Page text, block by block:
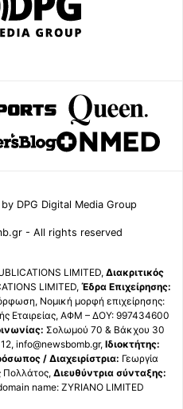
DPG Digital Media Group
- All rights reserved
LIMITED, Διακριτικός
LIMITED, Έδρα Επιχείρησης:
Νομική μορφή επιχείρησης:
Εταιρείας, ΑΦΜ – ΔΟΥ: 997434600
Σολωμού 70 & Βάκχου 30
info@newsbomb.gr, Ιδιοκτήτης:
/ Διαχειρίστρια: Γεωργία
Πολλάτος, Διευθύντρια σύνταξης:
name: ZYRIANO LIMITED